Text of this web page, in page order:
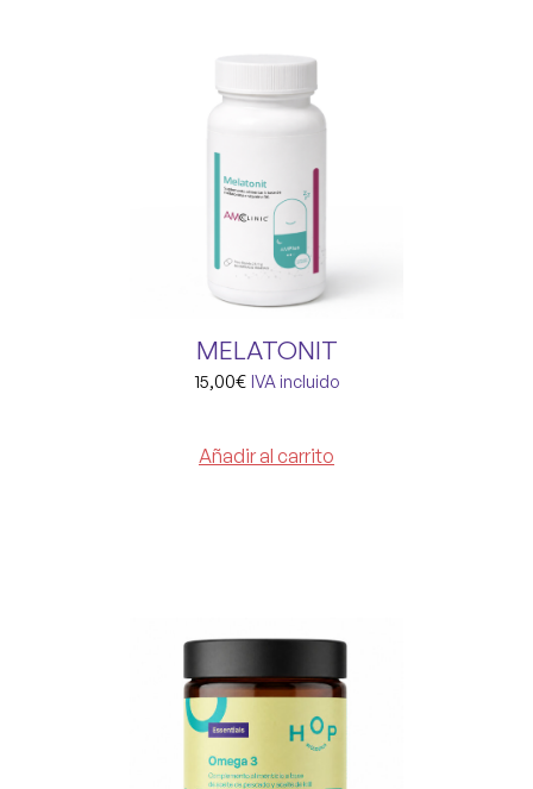
MELATONIT
15,00€ IVA incluido
Añadir al carrito